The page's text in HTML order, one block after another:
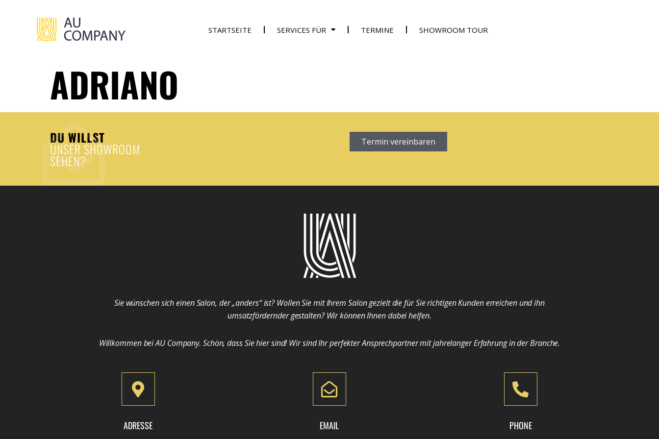
STARTSEITE SERVICES FÜR TERMINE SHOWROOM TOUR
ADRIANO
DU WILLST
UNSER SHOWROOM
SEHEN?
Termin vereinbaren
Sie wünschen sich einen Salon, der „anders“ ist? Wollen Sie mit Ihrem Salon gezielt die für Sie richtigen Kunden erreichen und ihn
umsatzfördernder gestalten? Wir können Ihnen dabei helfen.
Willkommen bei AU Company. Schön, dass Sie hier sind! Wir sind Ihr perfekter Ansprechpartner mit jahrelanger Erfahrung in der Branche.
ADRESSE EMAIL PHONE